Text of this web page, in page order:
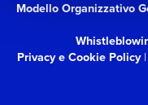
Modello Organizzativo
Privacy e Cookie Policy|